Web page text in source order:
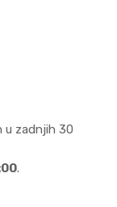
u zadnjih 30
.